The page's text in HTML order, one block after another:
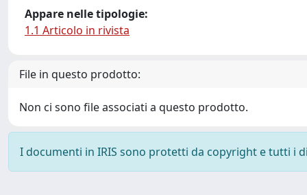
Appare nelle tipologie:
1.1 Articolo in rivista
File in questo prodotto:
Non ci sono file associati a questo prodotto.
I documenti in IRIS sono protetti da copyright e tutti i